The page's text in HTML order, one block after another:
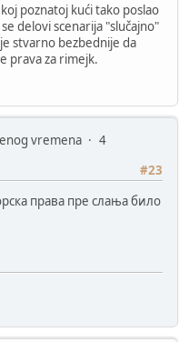
poznatoj kući tako poslao
delovi scenarija "slučajno"
stvarno bezbednije da
prava za rimejk.
vremena
4
#23
права пре слања било